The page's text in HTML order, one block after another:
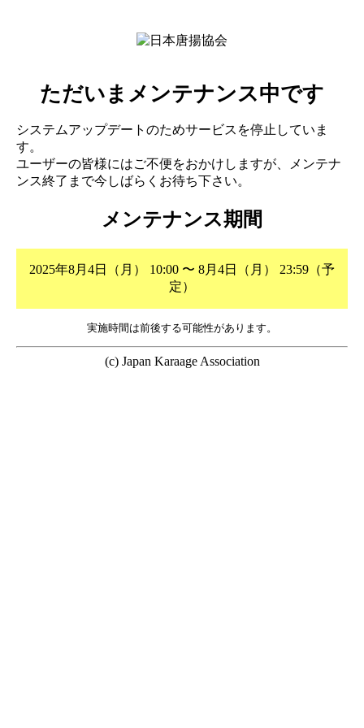
ただいまメンテナンス中です
システムアップデートのためサービスを停止していま
す。
ユーザーの皆様にはご不便をおかけしますが、メンテナ
ンス終了まで今しばらくお待ち下さい。
メンテナンス期間
2025年8月4日（月） 10:00 〜 8月4日（月） 23:59（予
定）
実施時間は前後する可能性があります。
(c) Japan Karaage Association